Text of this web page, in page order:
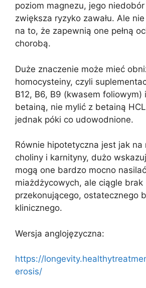
poziom magnezu, jego
zwiększa ryzyko zawału. Ale
na to, że zapewnią one pełną
chorobą.
Duże znaczenie może mieć
homocysteiny, czyli
B12, B6, B9 (kwasem foliowym)
betainą, nie mylić z betainą
jednak póki co udowodnione.
Równie hipotetyczna jest jak na
choliny i karnityny, dużo
mogą one bardzo mocno
miażdżycowych, ale ciągle brak
przekonującego, ostatecznego
klinicznego.
Wersja anglojęzyczna:
https://
erosis/